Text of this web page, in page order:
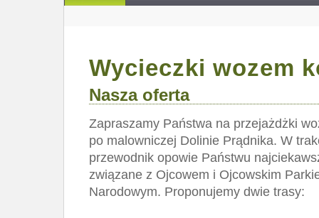
Wycieczki wozem
Nasza oferta
Zapraszamy Państwa na przejażdżki
po malowniczej Dolinie Prądnika. W
przewodnik opowie Państwu
związane z Ojcowem i Ojcowskim
Narodowym. Proponujemy dwie trasy: